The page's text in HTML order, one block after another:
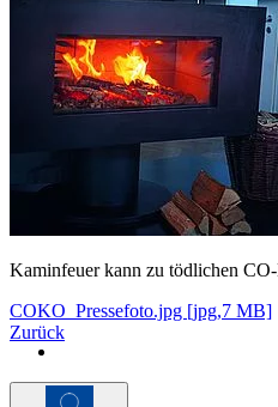
Kaminfeuer kann zu tödlichen
COKO_Pressefoto.jpg [jpg,7 MB]
Zurück